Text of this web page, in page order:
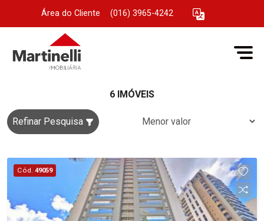
Área do Cliente (016) 3965-4242
6 IMÓVEIS
Refinar Pesquisa
Cód. 49059